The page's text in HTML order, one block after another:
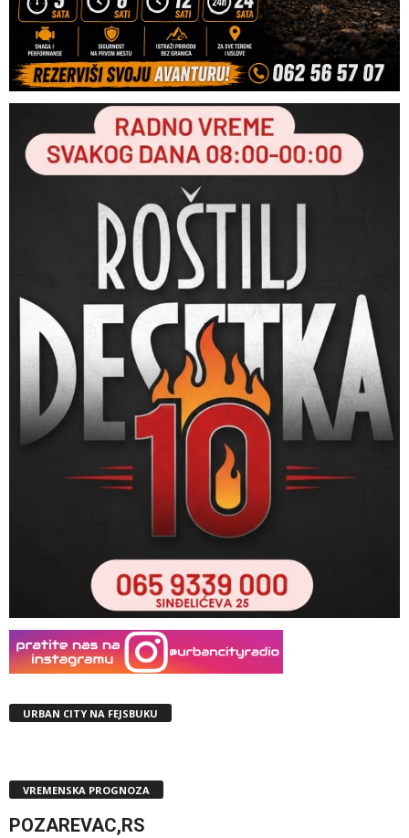
URBAN CITY NA FEJSBUKU
VREMENSKA PROGNOZA
POZAREVAC,RS